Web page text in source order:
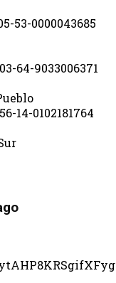
53-0000043685
64-9033006371
14-0102181764